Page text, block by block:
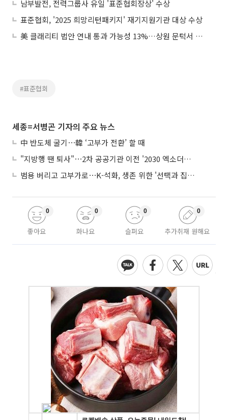
남부발전, 전력그룹사 유일 '표준협회장상' 수상
표준협회, '2025 희망리턴패키지' 재기지원기관 대상 수상
美 클래리티 법안 연내 통과 가능성 13%…상원 문턱서 제동
#표준협회
세종=서병곤 기자의 주요 뉴스
中 반도체 굴기⋯韓 ‘고부가 전환’ 할 때
"지방행 땐 퇴사"⋯2차 공공기관 이전 '2030 엑소더스' 뇌관
범용 버리고 고부가로⋯K-석화, 생존 위한 '선택과 집중'
좋아요
0
화나요
0
슬퍼요
0
추가취재 원해요
0